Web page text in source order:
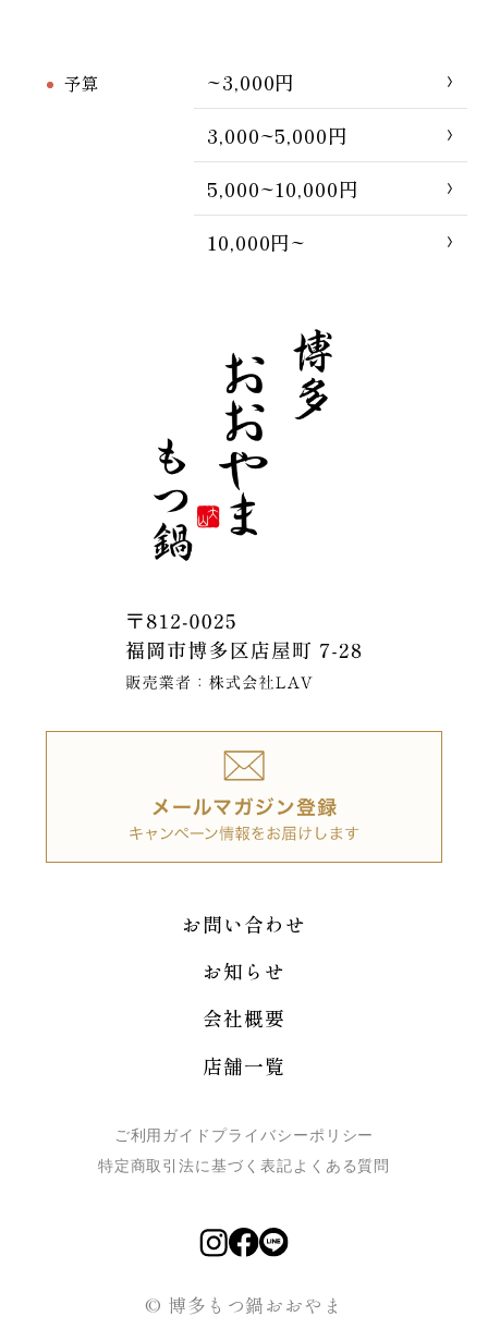
予算
~3,000円
3,000~5,000円
5,000~10,000円
10,000円~
お問い合わせ
お知らせ
会社概要
店舗一覧
ご利用ガイド プライバシーポリシー
特定商取引法に基づく表記よくある質問
© 博多もつ鍋おおやま